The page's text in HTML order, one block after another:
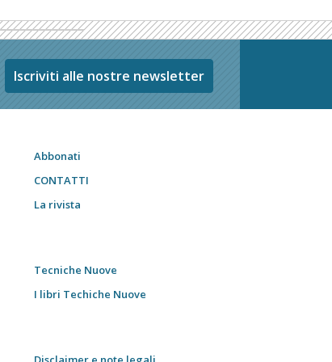
Iscriviti alle nostre newsletter
Abbonati
CONTATTI
La rivista
Tecniche Nuove
I libri Techiche Nuove